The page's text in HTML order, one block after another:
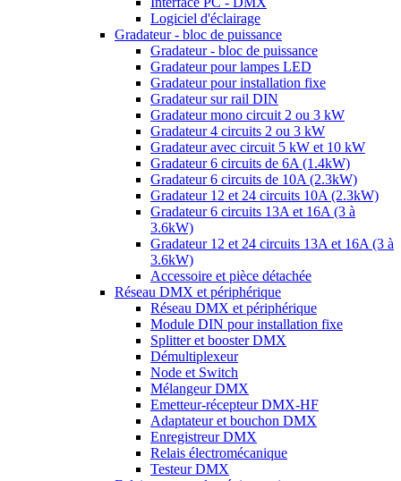
Logiciel d'éclairage
Gradateur - bloc de puissance
Gradateur - bloc de puissance
Gradateur pour lampes LED
Gradateur pour installation fixe
Gradateur sur rail DIN
Gradateur mono circuit 2 ou 3 kW
Gradateur 4 circuits 2 ou 3 kW
Gradateur avec circuit 5 kW et 10 kW
Gradateur 6 circuits de 6A (1.4kW)
Gradateur 6 circuits de 10A (2.3kW)
Gradateur 12 et 24 circuits 10A (2.3kW)
Gradateur 6 circuits 13A et 16A (3 à
3.6kW)
Gradateur 12 et 24 circuits 13A et 16A (3 à
3.6kW)
Accessoire et pièce détachée
Réseau DMX et périphérique
Réseau DMX et périphérique
Module DIN pour installation fixe
Splitter et booster DMX
Démultiplexeur
Node et Switch
Mélangeur DMX
Emetteur-récepteur DMX-HF
Adaptateur et bouchon DMX
Enregistreur DMX
Relais électromécanique
Testeur DMX